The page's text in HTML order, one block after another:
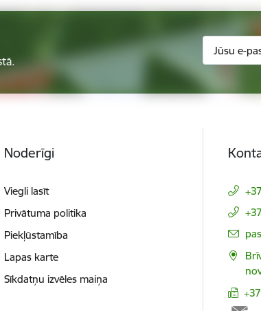
Noderīgi
Viegli lasīt
Privātuma politika
Piekļūstamība
Lapas karte
Sīkdatņu izvēles maiņa
E-